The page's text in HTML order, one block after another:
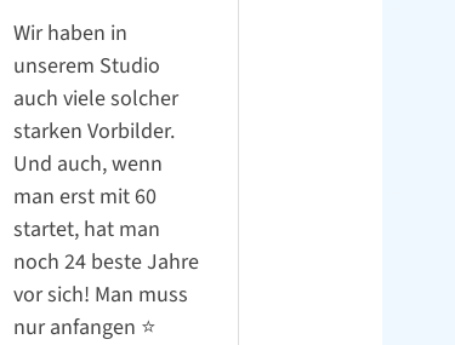
Wir haben in
unserem Studio
auch viele solcher
starken Vorbilder.
Und auch, wenn
man erst mit 60
startet, hat man
noch 24 beste Jahre
vor sich! Man muss
nur anfangen ⭐️